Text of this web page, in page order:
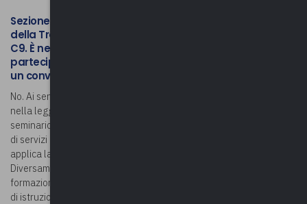
Sezione C – Fattispecie non rientranti nel perimetro
della Tracciabilità.
C9. È necessaria l’acquisizione del CIG in caso di
partecipazione di un dipendente ad un seminario o ad
un convegno?
No. Ai sensi dell’art. 25, comma 2, lett. a) del d.l. 66/2014 convertito
nella legge n. 9/2014, la partecipazione di un dipendente ad un
seminario o ad un convegno non integra la fattispecie dell’appalto
di servizi di formazione e, pertanto, alla specifica ipotesi non si
applica la normativa sulla tracciabilità dei flussi finanziari.
Diversamente, l’acquisto da parte di un ente pubblico di corsi di
formazione per il proprio personale configura un appalto di servizi
di istruzione e formazione (Allegato XIV alla direttiva 2014/24/UE)